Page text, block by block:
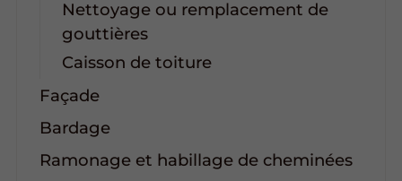
Nettoyage ou remplacement de
gouttières
Caisson de toiture
Façade
Bardage
Ramonage et habillage de cheminées